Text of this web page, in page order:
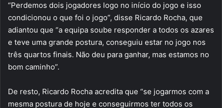
“Perdemos dois jogadores logo no início do jogo e isso
condicionou o que foi o jogo”, disse Ricardo Rocha, que
adiantou que “a equipa soube responder a todos os azares
e teve uma grande postura, conseguiu estar no jogo nos
três quartos finais. Não deu para ganhar, mas estamos no
bom caminho”.
De resto, Ricardo Rocha acredita que “se jogarmos com a
mesma postura de hoje e conseguirmos ter todos os